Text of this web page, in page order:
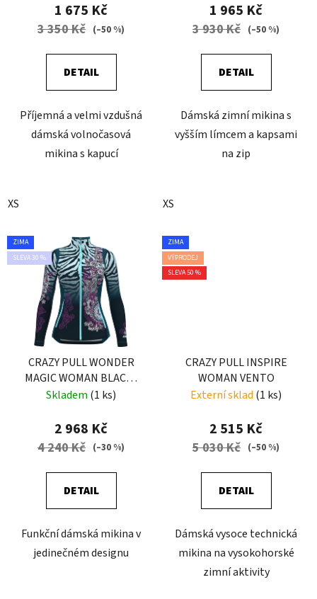
1 675 Kč
3 350 Kč (–50 %)
DETAIL
Příjemná a velmi vzdušná
dámská volnočasová
mikina s kapucí
XS
1 965 Kč
3 930 Kč (–50 %)
DETAIL
Dámská zimní mikina s
vyšším límcem a kapsami
na zip
XS
ZIMA
SLEVA 30 %
CRAZY PULL WONDER
MAGIC WOMAN BLACK-
ZEBRA
Skladem (1 ks)
2 968 Kč
4 240 Kč (–30 %)
DETAIL
Funkční dámská mikina v
jedinečném designu
ZIMA
VÝPRODEJ
SLEVA 50 %
CRAZY PULL INSPIRE
WOMAN VENTO
Externí sklad (1 ks)
2 515 Kč
5 030 Kč (–50 %)
DETAIL
Dámská vysoce technická
mikina na vysokohorské
zimní aktivity